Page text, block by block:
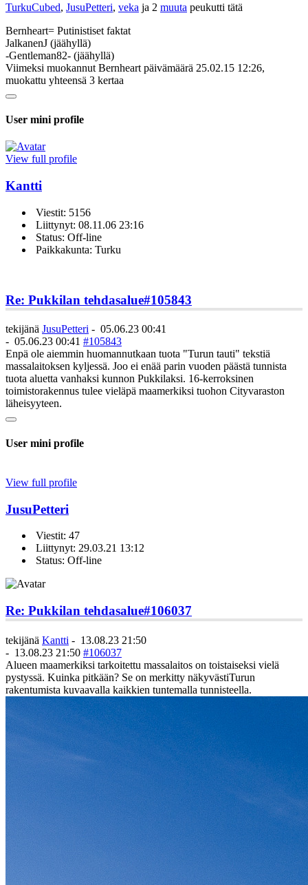
TurkuCubed, JusuPetteri, veka ja 2 muuta peukutti tätä
Bernheart= Putinistiset faktat
JalkanenJ (jäähyllä)
-Gentleman82- (jäähyllä)
Viimeksi muokannut Bernheart päivämäärä 25.02.15 12:26,
muokattu yhteensä 3 kertaa
User mini profile
View full profile
Kantti
Viestit: 5156
Liittynyt: 08.11.06 23:16
Status: Off-line
Paikkakunta: Turku
Re: Pukkilan tehdasalue#105843
tekijänä JusuPetteri - 05.06.23 00:41
- 05.06.23 00:41 #105843
Enpä ole aiemmin huomannutkaan tuota "Turun tauti" tekstiä
massalaitoksen kyljessä. Joo ei enää parin vuoden päästä tunnista
tuota aluetta vanhaksi kunnon Pukkilaksi. 16-kerroksinen
toimistorakennus tulee vieläpä maamerkiksi tuohon Cityvaraston
läheisyyteen.
User mini profile
View full profile
JusuPetteri
Viestit: 47
Liittynyt: 29.03.21 13:12
Status: Off-line
Re: Pukkilan tehdasalue#106037
tekijänä Kantti - 13.08.23 21:50
- 13.08.23 21:50 #106037
Alueen maamerkiksi tarkoitettu massalaitos on toistaiseksi vielä
pystyssä. Kuinka pitkään? Se on merkitty näkyvästiTurun
rakentumista kuvaavalla kaikkien tuntemalla tunnisteella.